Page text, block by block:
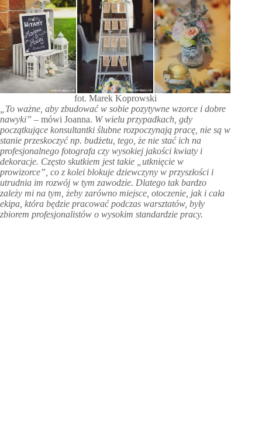
fot. Marek Koprowski
„To ważne, aby zbudować w sobie pozytywne wzorce i dobre
nawyki” – mówi Joanna. W wielu przypadkach, gdy
początkujące konsultantki ślubne rozpoczynają pracę, nie są w
stanie przeskoczyć np. budżetu, tego, że nie stać ich na
profesjonalnego fotografa czy wysokiej jakości kwiaty i
dekoracje. Często skutkiem jest takie „utknięcie w
prowizorce”, co z kolei blokuje dziewczyny w przyszłości i
utrudnia im rozwój w tym zawodzie. Dlatego tak bardzo
zależy mi na tym, żeby zarówno miejsce, otoczenie, jak i cała
ekipa, która będzie pracować podczas warsztatów, były
zbiorem profesjonalistów o wysokim standardzie pracy.